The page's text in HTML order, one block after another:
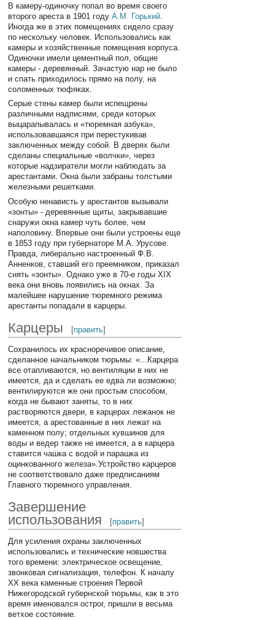
В камеру-одиночку попал во время своего
второго ареста в 1901 годуА.М. Горький
Иногда же в этих помещениях сидело сразу
по нескольку человек. Использовались как
камеры и хозяйственные помещения корпуса.
Одиночки имели цементный пол, общие
камеры - деревянный. Зачастую нар не было
и спать приходилось прямо на полу, на
соломенных тюфяках.
Серые стены камер были испещрены
различными надписями, среди которых
выцарапывалась и «тюремная азбука»,
использовавшаяся при перестукивав
заключенных между собой. В дверях были
сделаны специальные «волчки», через
которые надзиратели могли наблюдать за
арестантами. Окна были забраны толстыми
железными решетками.
Особую ненависть у арестантов вызывали
«зонты» - деревянные щиты, закрывавшие
снаружи окна камер чуть более, чем
наполовину. Впервые они были устроены еще
в 1853 году при губернаторе М.А. Урусове.
Правда, либерально настроенный Ф.В.
Анненков, ставший его преемником, приказал
снять «зонты». Однако уже в 70-е годы XIX
века они вновь появились на окнах. За
малейшее нарушение тюремного режима
арестанты попадали в карцеры.
Карцеры [править]
Сохранилось их красноречивое описание,
сделанное начальником тюрьмы: «...Карцера
все отапливаются, но вентиляции в них не
имеется, да и сделать ее едва ли возможно;
вентилируются же они простым способом,
когда не бывают заняты, то в них
растворяются двери, в карцерах лежанок не
имеется, а арестованные в них лежат на
каменном полу; отдельных кувшинов для
воды и ведер также не имеется, а в карцера
ставится чашка с водой и парашка из
оцинкованного железа».Устройство карцеров
не соответствовало даже предписаниям
Главного тюремного управления.
Завершение
использования
[править]
Для усиления охраны заключенных
использовались и технические новшества
того времени: электрическое освещение,
звонковая сигнализация, телефон. К началу
XX века каменные строения Первой
Нижегородской губернской тюрьмы, как в это
время именовался острог, пришли в весьма
ветхое состояние.